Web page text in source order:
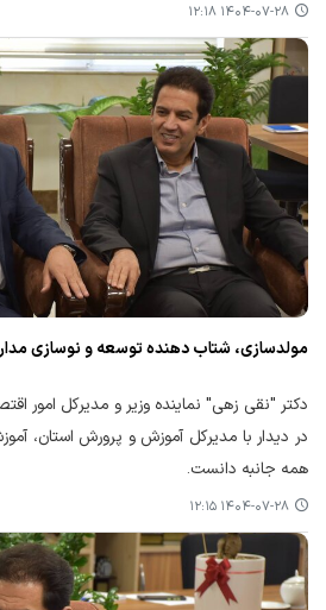
۱۴۰۴-۰۷-۲۸ ۱۲:۱۸
مولدسازی، شتاب دهنده توسعه و نوسازی
دکتر "نقی زهی" نماینده وزیر و مدیرکل امور
در دیدار با مدیرکل آموزش و پرورش استان،
همه جانبه دانست.
۱۴۰۴-۰۷-۲۸ ۱۲:۱۵